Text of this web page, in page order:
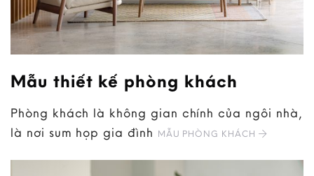
Mẫu thiết kế phòng khách
Phòng khách là không gian chính của ngôi nhà,
là nơi sum họp gia đình MẪU PHÒNG KHÁCH